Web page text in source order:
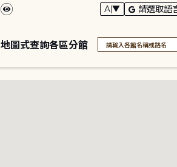
地圖式查詢各區分館